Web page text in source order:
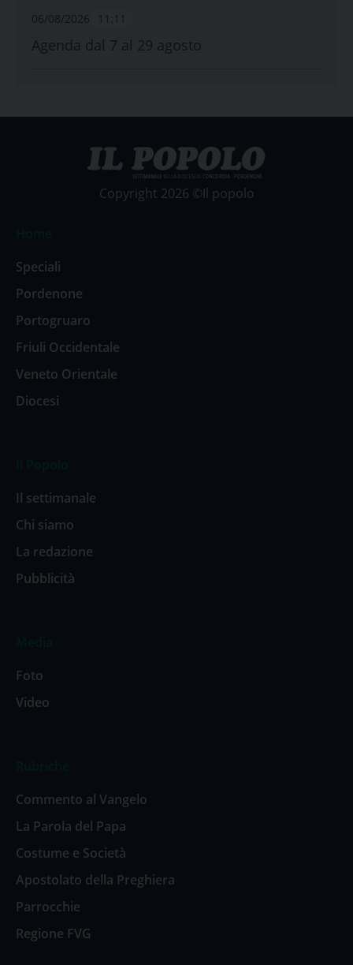
06/08/2026 11:11
Agenda dal 7 al 29 agosto
Copyright 2026 ©Il popolo
Speciali
Pordenone
Portogruaro
Friuli Occidentale
Veneto Orientale
Diocesi
Il settimanale
Chi siamo
La redazione
Pubblicità
Foto
Video
Commento al Vangelo
La Parola del Papa
Costume e Società
Apostolato della Preghiera
Parrocchie
Regione FVG